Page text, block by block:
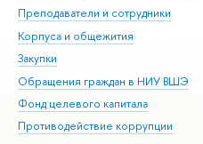
Преподаватели и сотрудники
Корпуса и общежития
Закупки
Обращения граждан в НИУ ВШЭ
Фонд целевого капитала
Противодействие коррупции